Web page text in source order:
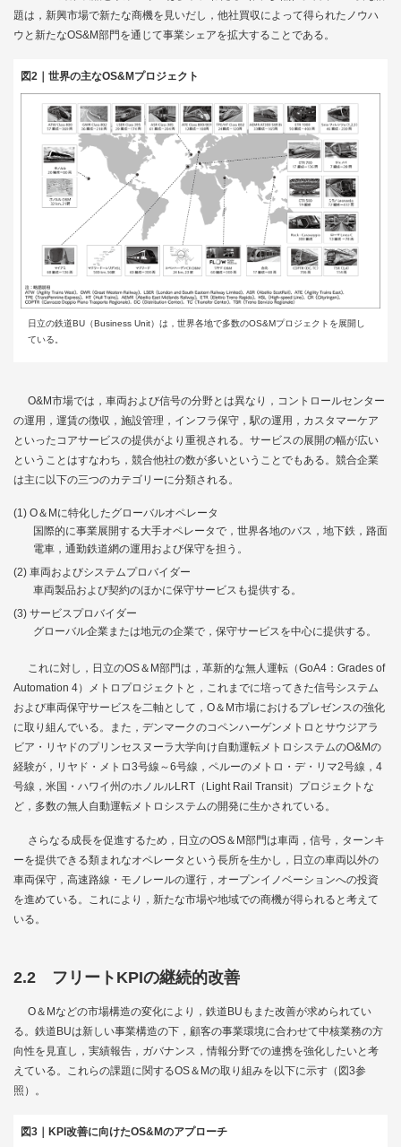
題は，新興市場で新たな商機を見いだし，他社買収によって得られたノウハ
ウと新たなOS&M部門を通じて事業シェアを拡大することである。
図2｜世界の主なOS&Mプロジェクト
日立の鉄道BU（Business Unit）は，世界各地で多数のOS&Mプロジェクトを展開し
ている。
O&M市場では，車両および信号の分野とは異なり，コントロールセンター
の運用，運賃の徴収，施設管理，インフラ保守，駅の運用，カスタマーケア
といったコアサービスの提供がより重視される。サービスの展開の幅が広い
ということはすなわち，競合他社の数が多いということでもある。競合企業
は主に以下の三つのカテゴリーに分類される。
O＆Mに特化したグローバルオペレータ
国際的に事業展開する大手オペレータで，世界各地のバス，地下鉄，路面
電車，通勤鉄道網の運用および保守を担う。
車両およびシステムプロバイダー
車両製品および契約のほかに保守サービスも提供する。
サービスプロバイダー
グローバル企業または地元の企業で，保守サービスを中心に提供する。
これに対し，日立のOS＆M部門は，革新的な無人運転（GoA4：Grades of
Automation 4）メトロプロジェクトと，これまでに培ってきた信号システム
および車両保守サービスを二軸として，O＆M市場におけるプレゼンスの強化
に取り組んでいる。また，デンマークのコペンハーゲンメトロとサウジアラ
ビア・リヤドのプリンセスヌーラ大学向け自動運転メトロシステムのO&Mの
経験が，リヤド・メトロ3号線～6号線，ペルーのメトロ・デ・リマ2号線，4
号線，米国・ハワイ州のホノルルLRT（Light Rail Transit）プロジェクトな
ど，多数の無人自動運転メトロシステムの開発に生かされている。
さらなる成長を促進するため，日立のOS＆M部門は車両，信号，ターンキ
ーを提供できる類まれなオペレータという長所を生かし，日立の車両以外の
車両保守，高速路線・モノレールの運行，オープンイノベーションへの投資
を進めている。これにより，新たな市場や地域での商機が得られると考えて
いる。
2.2 フリートKPIの継続的改善
O＆Mなどの市場構造の変化により，鉄道BUもまた改善が求められてい
る。鉄道BUは新しい事業構造の下，顧客の事業環境に合わせて中核業務の方
向性を見直し，実績報告，ガバナンス，情報分野での連携を強化したいと考
えている。これらの課題に関するOS＆Mの取り組みを以下に示す（ 図3参
照）。
図3｜KPI改善に向けたOS&Mのアプローチ